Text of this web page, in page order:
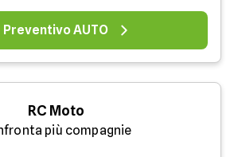
Preventivo AUTO
RC Moto
più compagnie